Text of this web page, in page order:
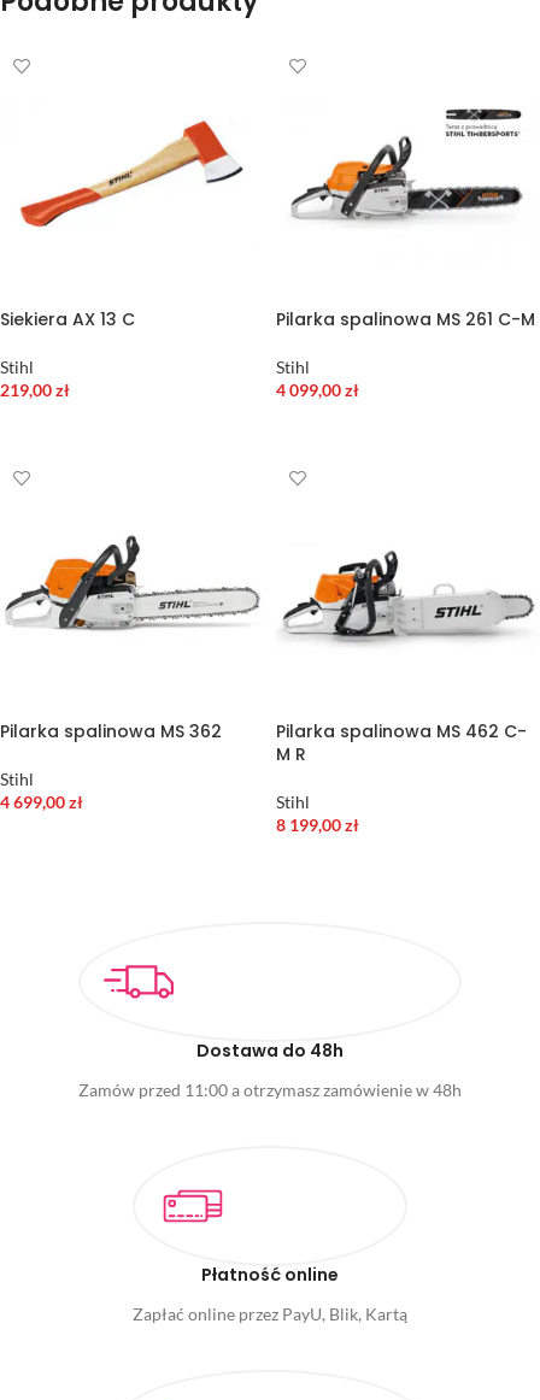
Siekiera AX 13 C
Stihl
219,00zł
Pilarka spalinowa MS 261 C-M
Stihl
4 099,00zł
Pilarka spalinowa MS 362
Stihl
4 699,00zł
Pilarka spalinowa MS 462 C-
M R
Stihl
8 199,00zł
Dostawa do 48h
Zamów przed 11:00 a otrzymasz zamówienie w 48h
Płatność online
Zapłać online przez PayU, Blik, Kartą